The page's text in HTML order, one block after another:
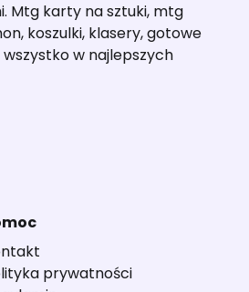
Mtg karty na sztuki, mtg
koszulki, klasery, gotowe
w najlepszych
prywatności